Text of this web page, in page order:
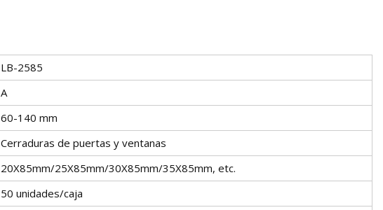
LB-2585
A
60-140 mm
Cerraduras de puertas y ventanas
20X85mm/25X85mm/30X85mm/35X85mm, etc.
50 unidades/caja